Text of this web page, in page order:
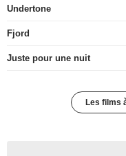
Undertone
Fjord
Juste pour une nuit
Les films